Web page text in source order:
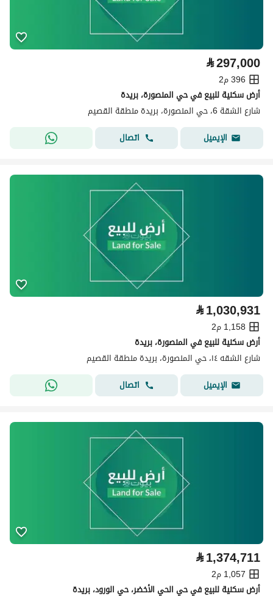
⃁297,000
396 م2
أرض سكنية للبيع في حي المنصورة، بريدة
شارع الشقة 6، حي المنصورة، بريدة منطقة القصيم
الإيميل
اتصال
⃁1,030,931
1,158 م2
أرض سكنية للبيع في المنصورة، بريدة
شارع الشقه ١٤، حي المنصورة، بريدة منطقة القصيم
الإيميل
اتصال
⃁1,374,711
1,057 م2
أرض سكنية للبيع في حي الحي الأخضر، حي الورود، بريدة